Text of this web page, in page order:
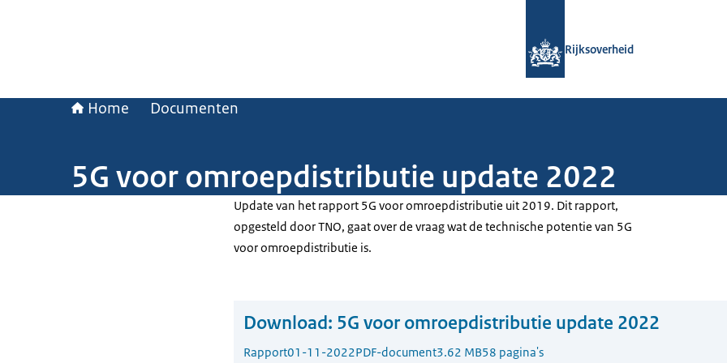
Rijksoverheid
Home Documenten
5G voor omroepdistributie update 2022
Update van het rapport 5G voor omroepdistributie uit 2019. Dit rapport,
opgesteld door TNO, gaat over de vraag wat de technische potentie van 5G
voor omroepdistributie is.
Download: 5G voor omroepdistributie update 2022
Rapport01-11-2022PDF-document3.62 MB58 pagina's